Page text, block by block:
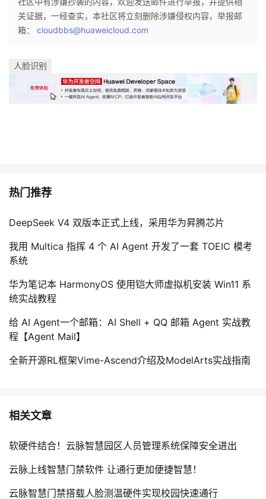
关证据，一经查实，本社区将立刻删除涉嫌侵权内容，举报邮
箱： cloudbbs@huaweicloud.com
人脸识别
热门推荐
DeepSeek V4 双版本正式上线，采用华为昇腾芯片
我用 Multica 指挥 4 个 AI Agent 开发了一套 TOEIC 模考
系统
华为笔记本 HarmonyOS 使用铠大师虚拟机安装 Win11 系
统实战教程
给 AI Agent一个邮箱：AI Shell + QQ 邮箱 Agent 实战教
程【Agent Mail】
全新开源RL框架Vime-Ascend介绍及ModelArts实战指南
相关文章
软硬件结合！云脉智慧园区人员管理系统保障安全进出
云脉上线智慧门禁软件 让通行更加便捷智慧！
云脉智慧门禁搭载人脸测温硬件实现校园快速通行